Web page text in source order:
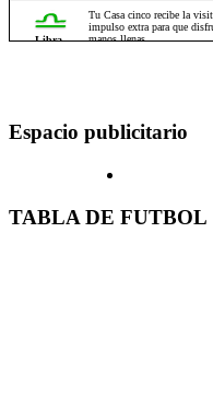
Espacio publicitario
TABLA DE FUTBOL